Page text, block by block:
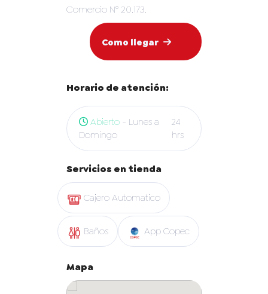
Comercio N° 20.173.
Como llegar
Horario de atención:
Abierto - Lunes a
Domingo
24
hrs
Servicios en tienda
Cajero Automatico
Baños App Copec
Mapa